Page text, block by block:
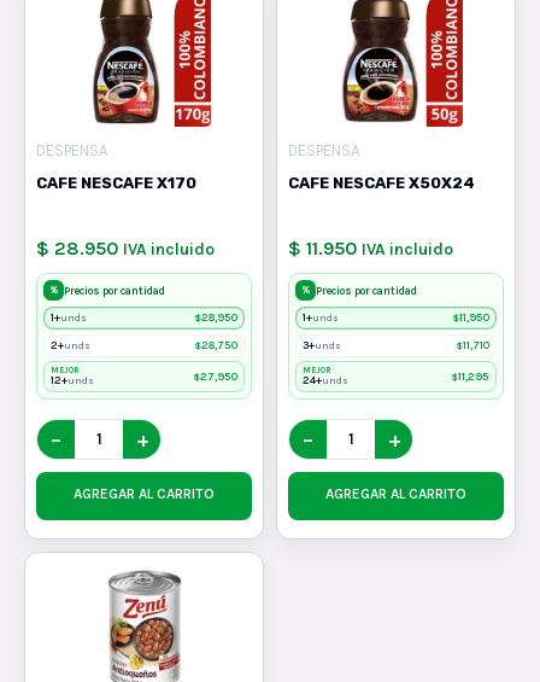
DESPENSA
CAFE NESCAFE X170
$ 28.950 IVA incluido
% Precios por cantidad
1+unds $28,950
2+unds $28,750
MEJOR
12+unds $27,950
− +
AGREGAR AL CARRITO
DESPENSA
CAFE NESCAFE X50X24
$ 11.950 IVA incluido
% Precios por cantidad
1+unds $11,950
3+unds $11,710
MEJOR
24+unds $11,295
− +
AGREGAR AL CARRITO